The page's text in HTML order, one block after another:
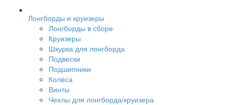
Лонгборды и круизеры
Лонгборды в сборе
Круизеры
Шкурка для лонгборда
Подвески
Подшипники
Колёса
Винты
Чехлы для лонгборда/круизера